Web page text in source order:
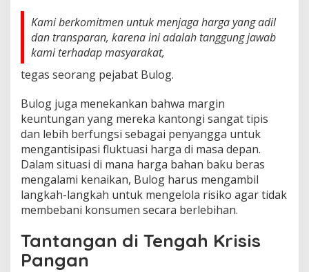
Kami berkomitmen untuk menjaga harga yang adil
dan transparan, karena ini adalah tanggung jawab
kami terhadap masyarakat,
tegas seorang pejabat Bulog.
Bulog juga menekankan bahwa margin
keuntungan yang mereka kantongi sangat tipis
dan lebih berfungsi sebagai penyangga untuk
mengantisipasi fluktuasi harga di masa depan.
Dalam situasi di mana harga bahan baku beras
mengalami kenaikan, Bulog harus mengambil
langkah-langkah untuk mengelola risiko agar tidak
membebani konsumen secara berlebihan.
Tantangan di Tengah Krisis
Pangan